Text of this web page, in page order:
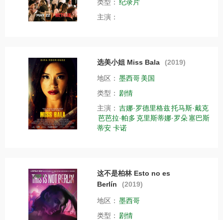
类型： 纪录片
主演：
选美小姐 Miss Bala (2019)
地区： 墨西哥美国
类型： 剧情
主演： 吉娜·罗德里格兹托马斯·戴克
芭芭拉·帕多克里斯蒂娜·罗朵塞巴斯
蒂安 卡诺
这不是柏林 Esto no es
Berlín
(2019)
地区： 墨西哥
类型： 剧情